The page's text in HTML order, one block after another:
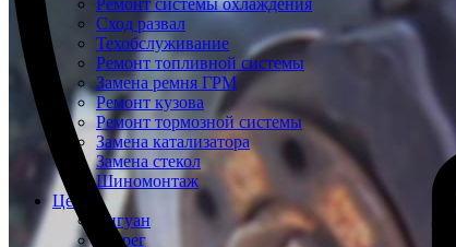
Ремонт системы охлаждения
Сход развал
Техобслуживание
Ремонт топливной системы
Замена ремня ГРМ
Ремонт кузова
Ремонт тормозной системы
Замена катализатора
Замена стекол
Шиномонтаж
Цены
Тигуан
Туарег